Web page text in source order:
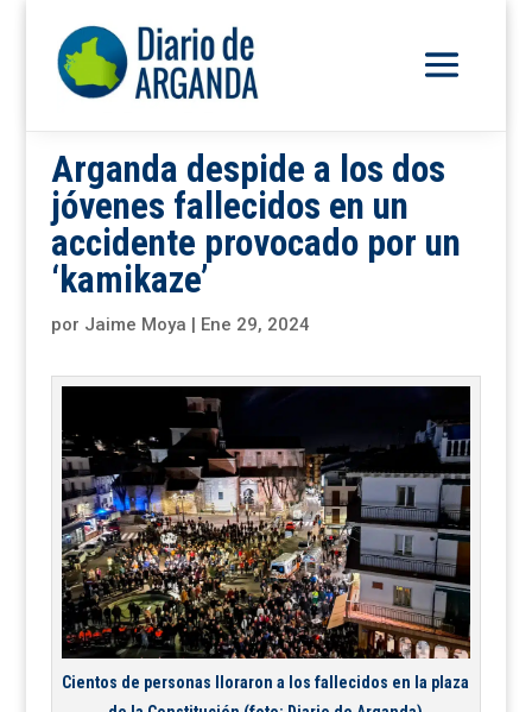
Arganda despide a los dos
jóvenes fallecidos en un
accidente provocado por un
‘kamikaze’
por Jaime Moya | Ene 29, 2024
Cientos de personas lloraron a los fallecidos en la plaza